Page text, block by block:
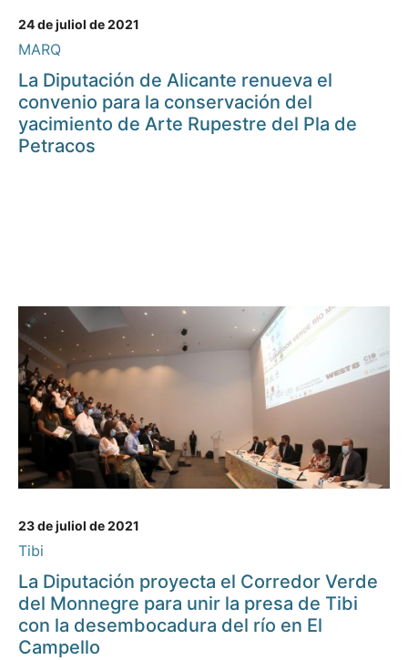
24 de juliol de 2021
MARQ
La Diputación de Alicante renueva el
convenio para la conservación del
yacimiento de Arte Rupestre del Pla de
Petracos
23 de juliol de 2021
Tibi
La Diputación proyecta el Corredor Verde
del Monnegre para unir la presa de Tibi
con la desembocadura del río en El
Campello